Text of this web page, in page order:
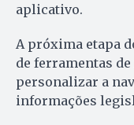
aplicativo.
A próxima etapa
de ferramentas
personalizar a
informações